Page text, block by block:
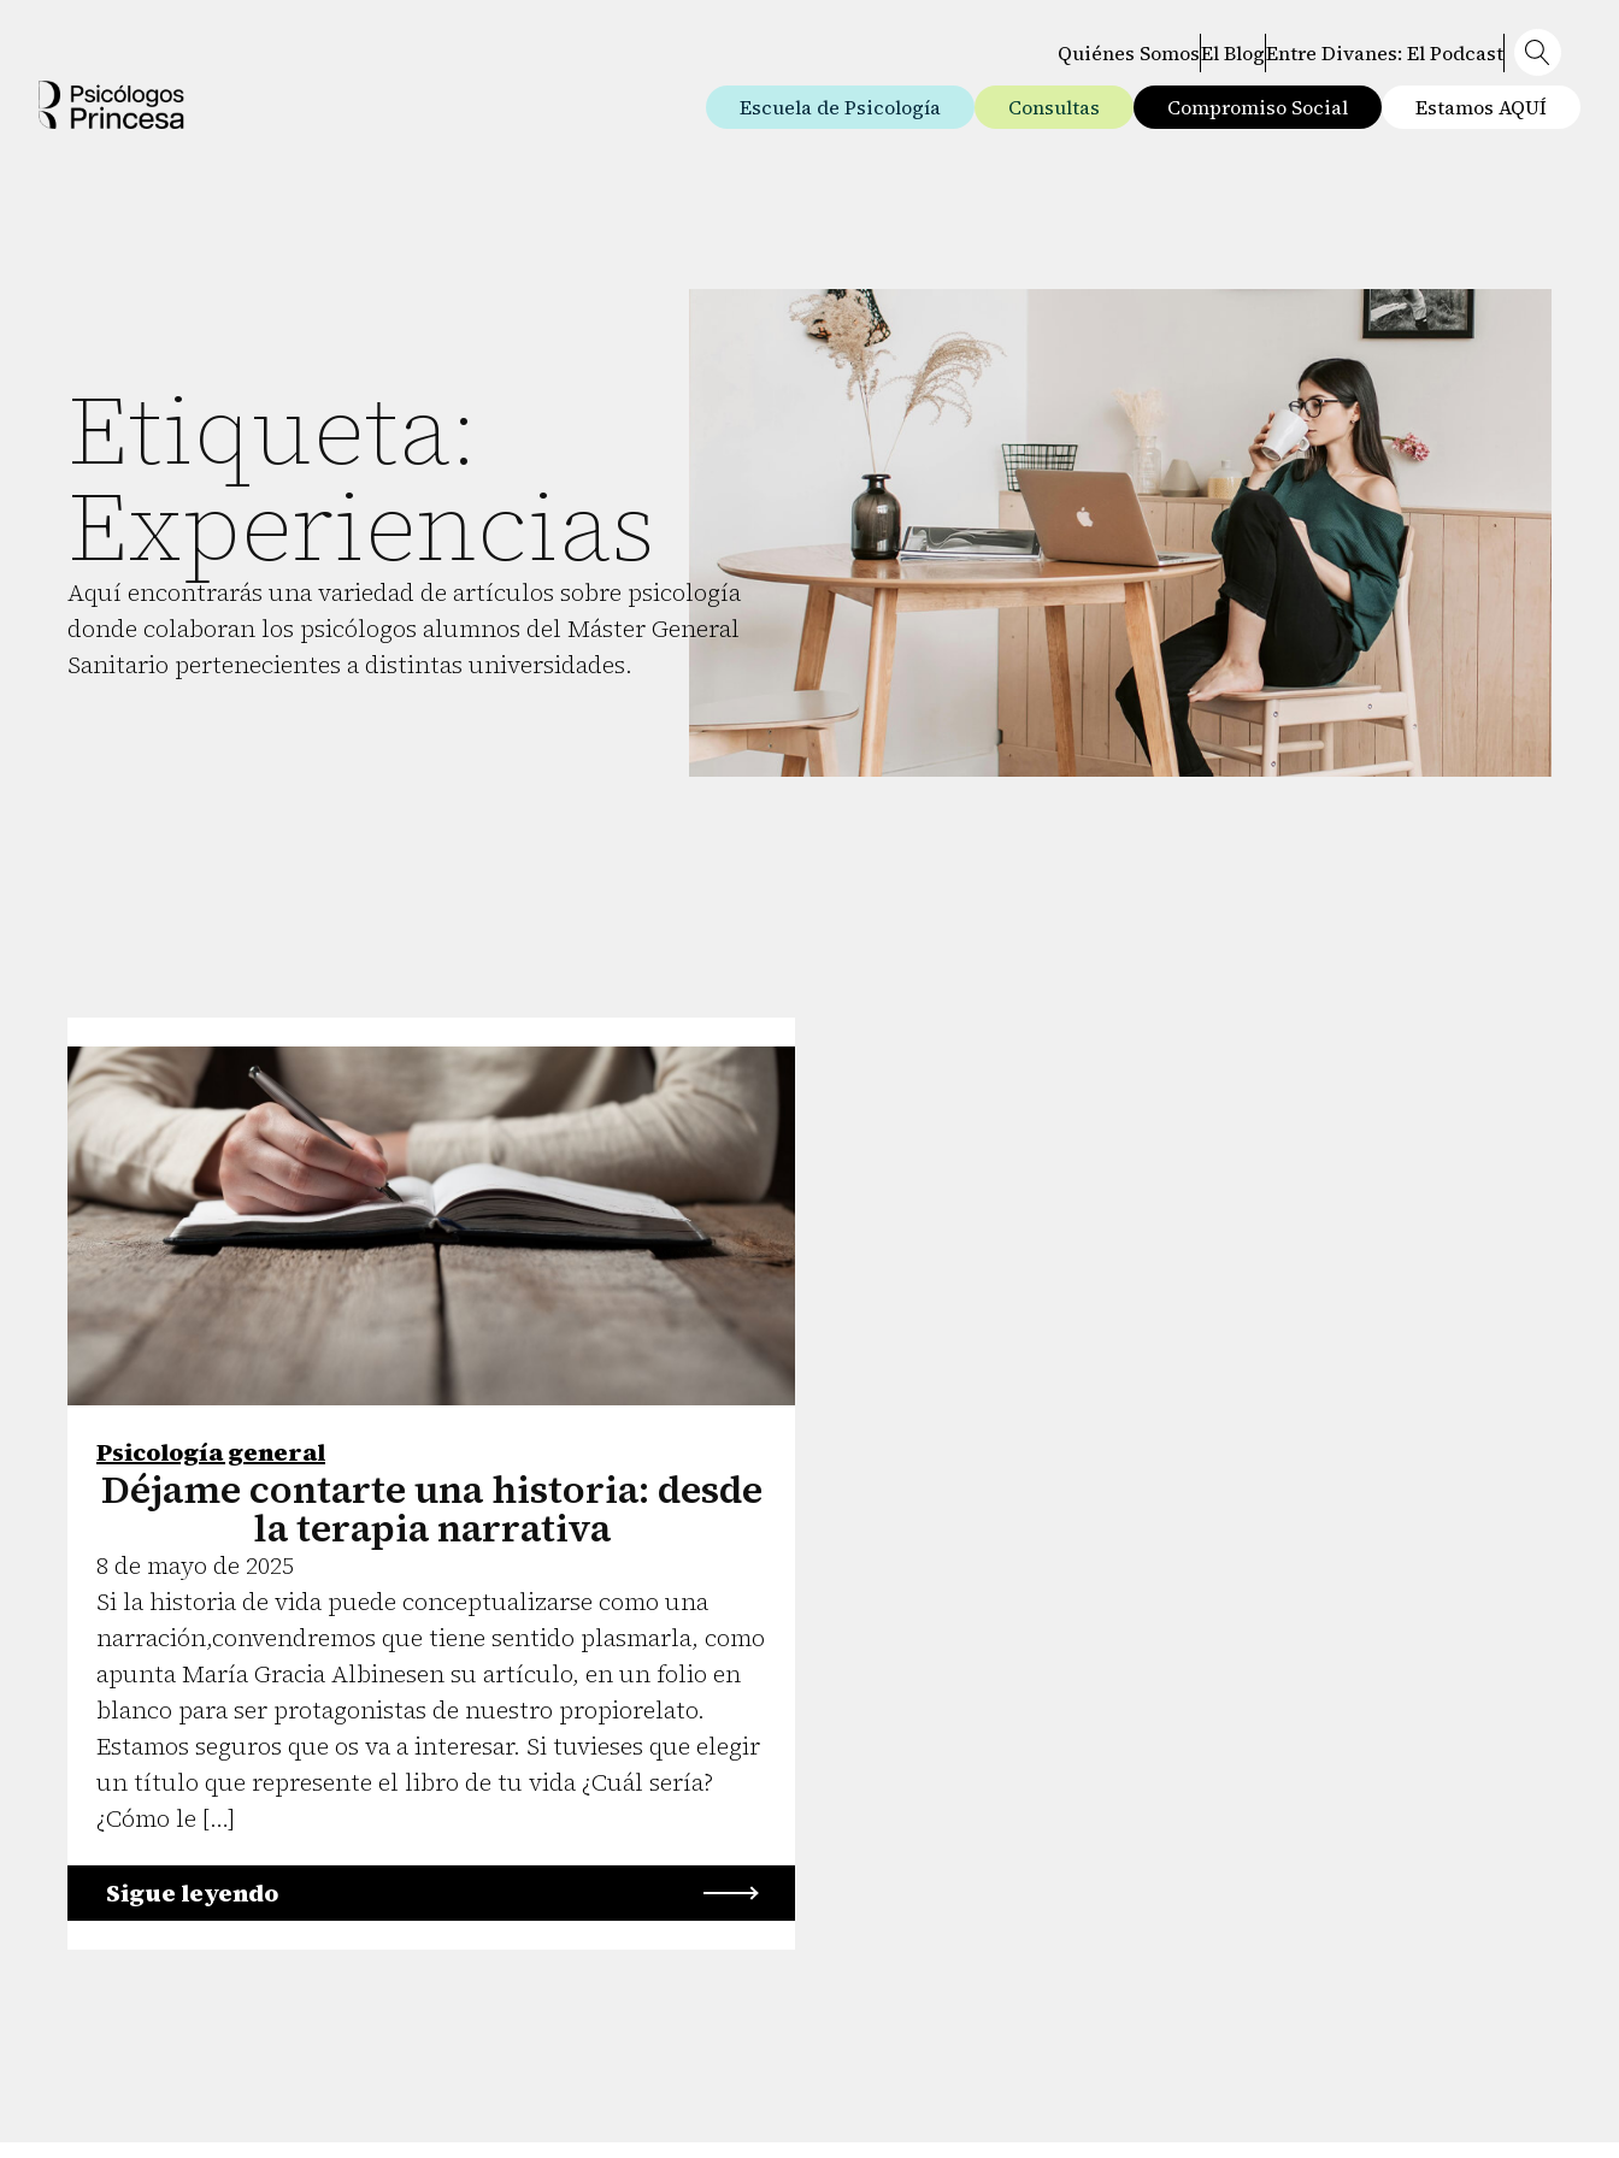
Quiénes SomosEl BlogEntre Divanes: El Podcast
Escuela de Psicología Consultas Compromiso Social Estamos AQUÍ
Etiqueta:
Experiencias
Aquí encontrarás una variedad de artículos sobre psicología
donde colaboran los psicólogos alumnos del Máster General
Sanitario pertenecientes a distintas universidades.
Psicología general
Déjame contarte una historia: desde
la terapia narrativa
8 de mayo de 2025
Si la historia de vida puede conceptualizarse como una
narración,convendremos que tiene sentido plasmarla, como
apunta María Gracia Albinesen su artículo, en un folio en
blanco para ser protagonistas de nuestro propiorelato.
Estamos seguros que os va a interesar. Si tuvieses que elegir
un título que represente el libro de tu vida ¿Cuál sería?
¿Cómo le […]
Sigue leyendo